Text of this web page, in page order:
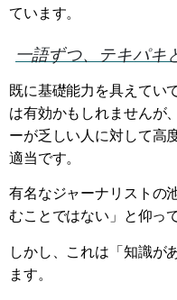
ています。
一語ずつ、テキパキ
既に基礎能力を具えてい
は有効かもしれませんが
ーが乏しい人に対して高
適当です。
有名なジャーナリストの
むことではない」と仰っ
しかし、これは「知識が
ます。